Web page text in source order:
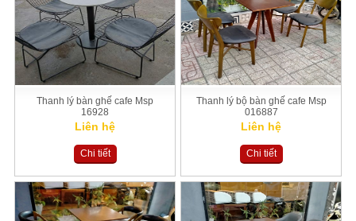
Thanh lý bàn ghế cafe Msp
16928
Liên hệ
Chi tiết
Thanh lý bộ bàn ghế cafe Msp
016887
Liên hệ
Chi tiết